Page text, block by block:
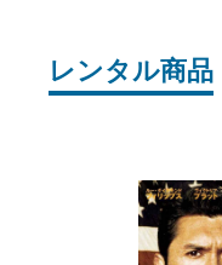
レンタル商品